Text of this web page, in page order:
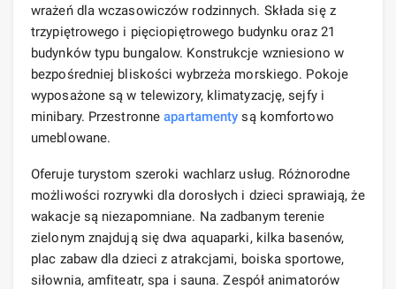
wrażeń dla wczasowiczów rodzinnych. Składa się z
trzypiętrowego i pięciopiętrowego budynku oraz 21
budynków typu bungalow. Konstrukcje wzniesiono w
bezpośredniej bliskości wybrzeża morskiego. Pokoje
wyposażone są w telewizory, klimatyzację, sejfy i
minibary. Przestronneapartamenty są komfortowo
umeblowane.
Oferuje turystom szeroki wachlarz usług. Różnorodne
możliwości rozrywki dla dorosłych i dzieci sprawiają, że
wakacje są niezapomniane. Na zadbanym terenie
zielonym znajdują się dwa aquaparki, kilka basenów,
plac zabaw dla dzieci z atrakcjami, boiska sportowe,
siłownia, amfiteatr, spa i sauna. Zespół animatorów